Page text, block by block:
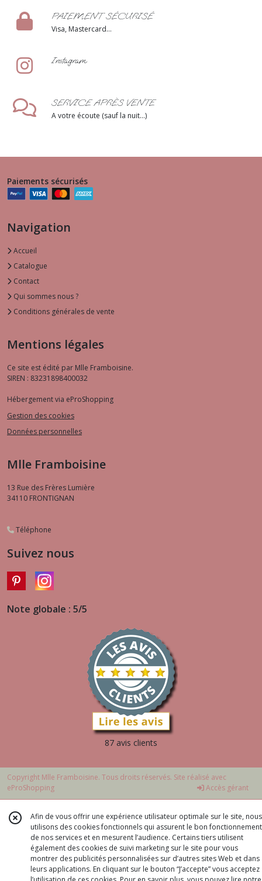
PAIEMENT SÉCURISÉ
Visa, Mastercard...
Instagram
SERVICE APRÈS VENTE
A votre écoute (sauf la nuit...)
Paiements sécurisés
Navigation
Accueil
Catalogue
Contact
Qui sommes nous ?
Conditions générales de vente
Mentions légales
Ce site est édité par Mlle Framboisine.
SIREN : 83231898400032
Hébergement via eProShopping
Gestion des cookies
Données personnelles
Mlle Framboisine
13 Rue des Frères Lumière
34110 FRONTIGNAN
Téléphone
Suivez nous
Note globale : 5/5
87 avis clients
Copyright Mlle Framboisine. Tous droits réservés. Site réalisé avec
eProShopping
Accès gérant
Afin de vous offrir une expérience utilisateur optimale sur le site, nous
utilisons des cookies fonctionnels qui assurent le bon fonctionnement
de nos services et en mesurent l’audience. Certains tiers utilisent
également des cookies de suivi marketing sur le site pour vous
montrer des publicités personnalisées sur d’autres sites Web et dans
leurs applications. En cliquant sur le bouton “J’accepte” vous acceptez